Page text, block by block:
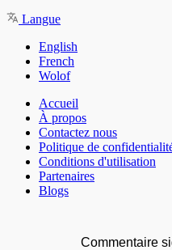
Langue
English
French
Wolof
Accueil
À propos
Contactez nous
Politique de
Conditions d'utilisation
Partenaires
Blogs
Commentaire